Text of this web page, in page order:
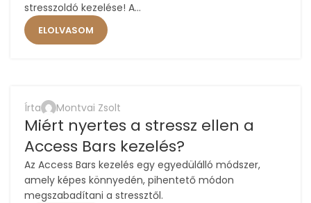
stresszoldó kezelése! A...
ELOLVASOM
04
Írta Montvai Zsolt
Miért nyertes a stressz ellen a
Access Bars kezelés?
Az Access Bars kezelés egy egyedülálló módszer,
amely képes könnyedén, pihentető módon
megszabadítani a stressztől.